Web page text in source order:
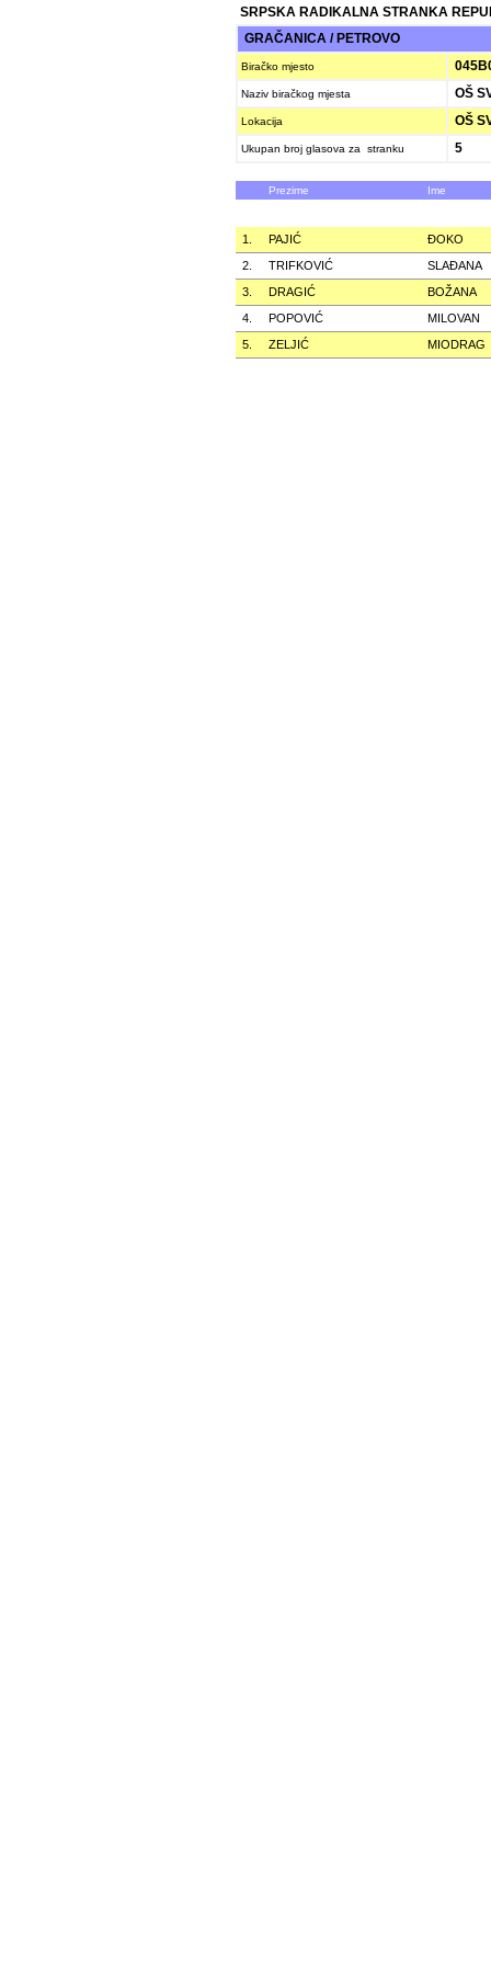
SRPSKA RADIKALNA STRANKA
GRAČANICA / PETROVO
Biračko mjesto
Naziv biračkog mjesta OŠ
Lokacija OŠ
Ukupan broj glasova za stranku 5
Prezime Ime
1. PAJIĆ
ÐOKO
2.
TRIFKOVIĆ
SLAÐANA
3.
DRAGIĆ
BOŽANA
4.
POPOVIĆ
MILOVAN
5.
ZELJIĆ MIODRAG